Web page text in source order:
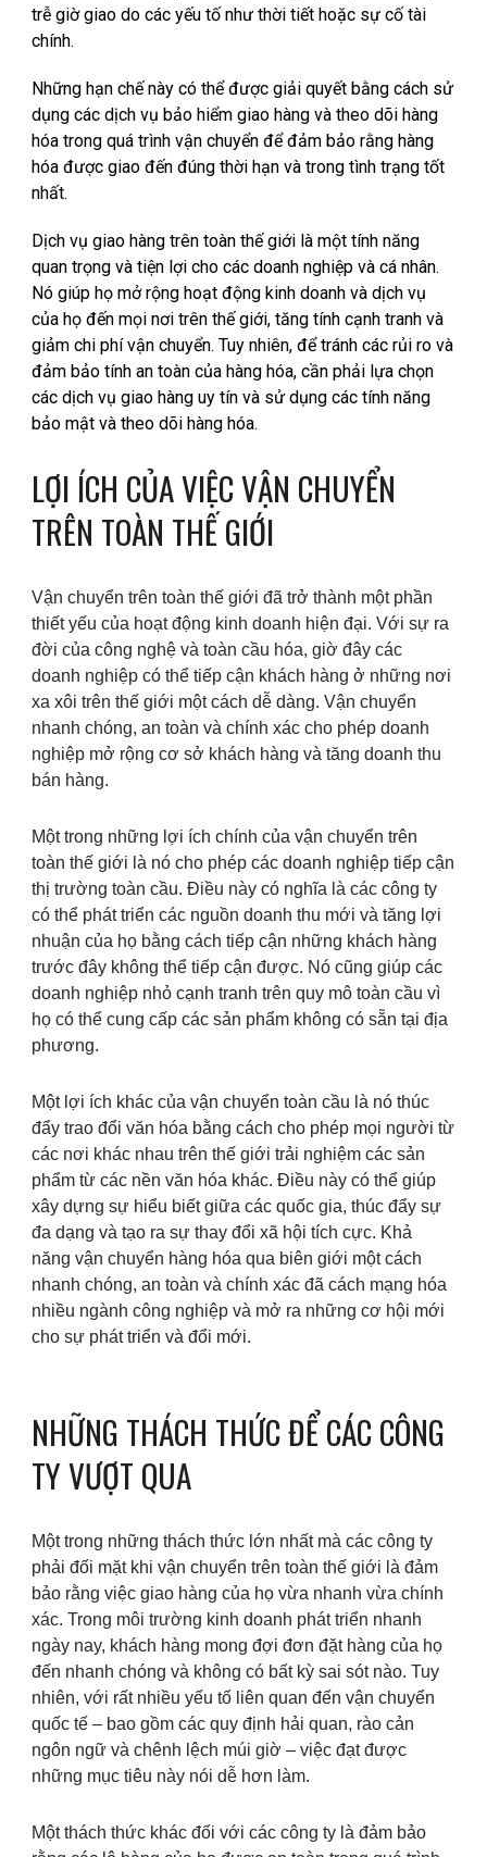
trễ giờ giao do các yếu tố như thời tiết hoặc sự cố tài
chính.
Những hạn chế này có thể được giải quyết bằng cách sử
dụng các dịch vụ bảo hiểm giao hàng và theo dõi hàng
hóa trong quá trình vận chuyển để đảm bảo rằng hàng
hóa được giao đến đúng thời hạn và trong tình trạng tốt
nhất.
Dịch vụ giao hàng trên toàn thế giới là một tính năng
quan trọng và tiện lợi cho các doanh nghiệp và cá nhân.
Nó giúp họ mở rộng hoạt động kinh doanh và dịch vụ
của họ đến mọi nơi trên thế giới, tăng tính cạnh tranh và
giảm chi phí vận chuyển. Tuy nhiên, để tránh các rủi ro và
đảm bảo tính an toàn của hàng hóa, cần phải lựa chọn
các dịch vụ giao hàng uy tín và sử dụng các tính năng
bảo mật và theo dõi hàng hóa.
LỢI ÍCH CỦA VIỆC VẬN CHUYỂN
TRÊN TOÀN THẾ GIỚI
Vận chuyển trên toàn thế giới đã trở thành một phần
thiết yếu của hoạt động kinh doanh hiện đại. Với sự ra
đời của công nghệ và toàn cầu hóa, giờ đây các
doanh nghiệp có thể tiếp cận khách hàng ở những nơi
xa xôi trên thế giới một cách dễ dàng. Vận chuyển
nhanh chóng, an toàn và chính xác cho phép doanh
nghiệp mở rộng cơ sở khách hàng và tăng doanh thu
bán hàng.
Một trong những lợi ích chính của vận chuyển trên
toàn thế giới là nó cho phép các doanh nghiệp tiếp cận
thị trường toàn cầu. Điều này có nghĩa là các công ty
có thể phát triển các nguồn doanh thu mới và tăng lợi
nhuận của họ bằng cách tiếp cận những khách hàng
trước đây không thể tiếp cận được. Nó cũng giúp các
doanh nghiệp nhỏ cạnh tranh trên quy mô toàn cầu vì
họ có thể cung cấp các sản phẩm không có sẵn tại địa
phương.
Một lợi ích khác của vận chuyển toàn cầu là nó thúc
đẩy trao đổi văn hóa bằng cách cho phép mọi người từ
các nơi khác nhau trên thế giới trải nghiệm các sản
phẩm từ các nền văn hóa khác. Điều này có thể giúp
xây dựng sự hiểu biết giữa các quốc gia, thúc đẩy sự
đa dạng và tạo ra sự thay đổi xã hội tích cực. Khả
năng vận chuyển hàng hóa qua biên giới một cách
nhanh chóng, an toàn và chính xác đã cách mạng hóa
nhiều ngành công nghiệp và mở ra những cơ hội mới
cho sự phát triển và đổi mới.
NHỮNG THÁCH THỨC ĐỂ CÁC CÔNG
TY VƯỢT QUA
Một trong những thách thức lớn nhất mà các công ty
phải đối mặt khi vận chuyển trên toàn thế giới là đảm
bảo rằng việc giao hàng của họ vừa nhanh vừa chính
xác. Trong môi trường kinh doanh phát triển nhanh
ngày nay, khách hàng mong đợi đơn đặt hàng của họ
đến nhanh chóng và không có bất kỳ sai sót nào. Tuy
nhiên, với rất nhiều yếu tố liên quan đến vận chuyển
quốc tế – bao gồm các quy định hải quan, rào cản
ngôn ngữ và chênh lệch múi giờ – việc đạt được
những mục tiêu này nói dễ hơn làm.
Một thách thức khác đối với các công ty là đảm bảo